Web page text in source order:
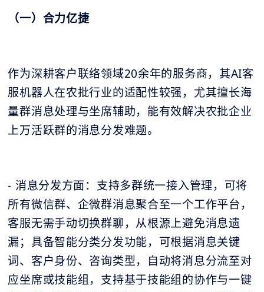
（一）合力亿捷
作为深耕客户联络领域20余年的服务商，其AI客
服机器人在农批行业的适配性较强，尤其擅长海
量群消息处理与坐席辅助，能有效解决农批企业
上万活跃群的消息分发难题。
- 消息分发方面：支持多群统一接入管理，可将
所有微信群、企微群消息聚合至一个工作平台，
客服无需手动切换群聊，从根源上避免消息遗
漏；具备智能分类分发功能，可根据消息关键
词、客户身份、咨询类型，自动将消息分流至对
应坐席或技能组，支持基于技能组的协作与一键